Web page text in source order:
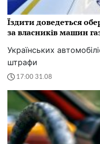
Їздити доведеться
за власників машин
Українських
штрафи
17:00 31.08